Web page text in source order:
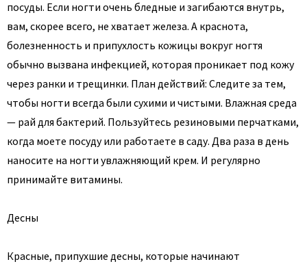
посуды. Если ногти очень бледные и загибаются внутрь,
вам, скорее всего, не хватает железа. А краснота,
болезненность и припухлость кожицы вокруг ногтя
обычно вызвана инфекцией, которая проникает под кожу
через ранки и трещинки. План действий: Следите за тем,
чтобы ногти всегда были сухими и чистыми. Влажная среда
— рай для бактерий. Пользуйтесь резиновыми перчатками,
когда моете посуду или работаете в саду. Два раза в день
наносите на ногти увлажняющий крем. И регулярно
принимайте витамины.
Десны
Красные, припухшие десны, которые начинают